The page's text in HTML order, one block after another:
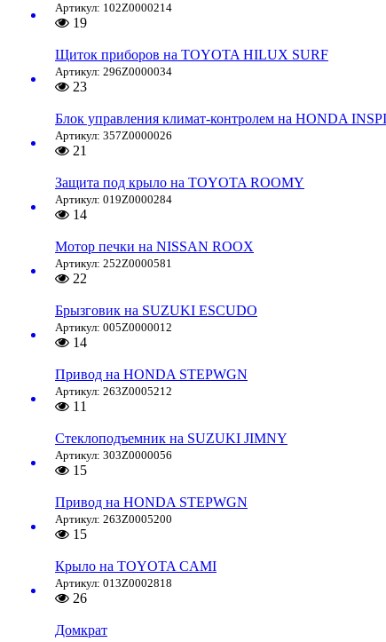
Артикул: 102Z0000214
19
Щиток приборов на TOYOTA HILUX SURF
Артикул: 296Z0000034
23
Блок управления климат-контролем на HONDA
Артикул: 357Z0000026
21
Защита под крыло на TOYOTA ROOMY
Артикул: 019Z0000284
14
Мотор печки на NISSAN ROOX
Артикул: 252Z0000581
22
Брызговик на SUZUKI ESCUDO
Артикул: 005Z0000012
14
Привод на HONDA STEPWGN
Артикул: 263Z0005212
11
Стеклоподъемник на SUZUKI JIMNY
Артикул: 303Z0000056
15
Привод на HONDA STEPWGN
Артикул: 263Z0005200
15
Крыло на TOYOTA CAMI
Артикул: 013Z0002818
26
Домкрат